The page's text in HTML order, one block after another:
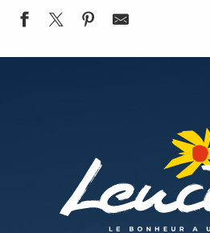
Loco Loco Resto
La Perle Marine
La Dame Jeanne